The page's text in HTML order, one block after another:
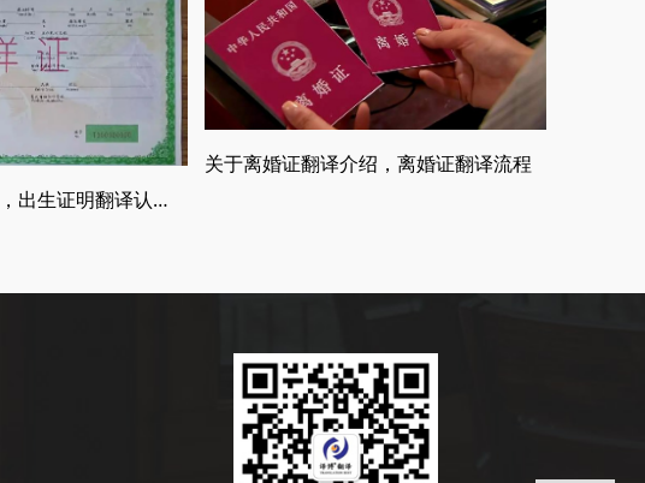
合肥出生证明翻译，出生证明翻译认证流程
关于离婚证翻译介绍，离婚证翻译流程